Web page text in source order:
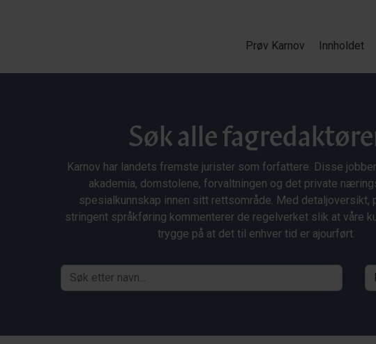
Prøv Karnov Innholdet
Søk alle
Karnov har landets fremste jurister som forfattere. Disse
akademia, domstolene, forvaltningen og det private
spesialkunnskap innen sitt rettsområde. Med detaljoversikt,
stringent språkføring kommenterer de regelverket slik at våre
trygge på at det til enhver tid er ajourført.